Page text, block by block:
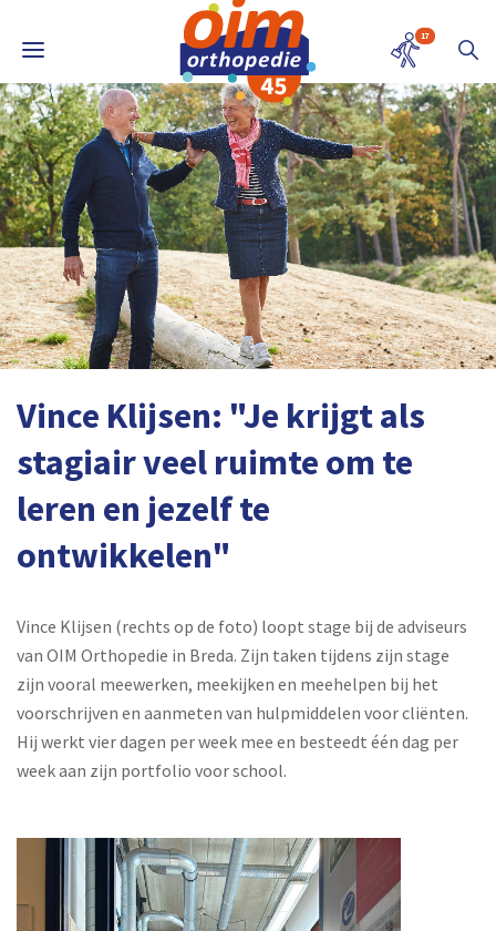
17
Vince Klijsen: "Je krijgt als
stagiair veel ruimte om te
leren en jezelf te
ontwikkelen"
Vince Klijsen (rechts op de foto) loopt stage bij de adviseurs
van OIM Orthopedie in Breda. Zijn taken tijdens zijn stage
zijn vooral meewerken, meekijken en meehelpen bij het
voorschrijven en aanmeten van hulpmiddelen voor cliënten.
Hij werkt vier dagen per week mee en besteedt één dag per
week aan zijn portfolio voor school.